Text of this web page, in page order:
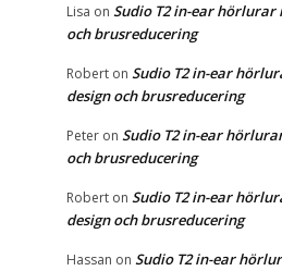
Lisa on Sudio T2 in-ear hörlurar
och brusreducering
Robert on Sudio T2 in-ear
design och brusreducering
Peter on Sudio T2 in-ear
och brusreducering
Robert on Sudio T2 in-ear
design och brusreducering
Hassan on Sudio T2 in-ear